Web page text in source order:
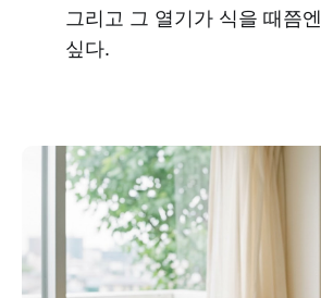
그리고 그 열기가 식을 때쯤
싶다.